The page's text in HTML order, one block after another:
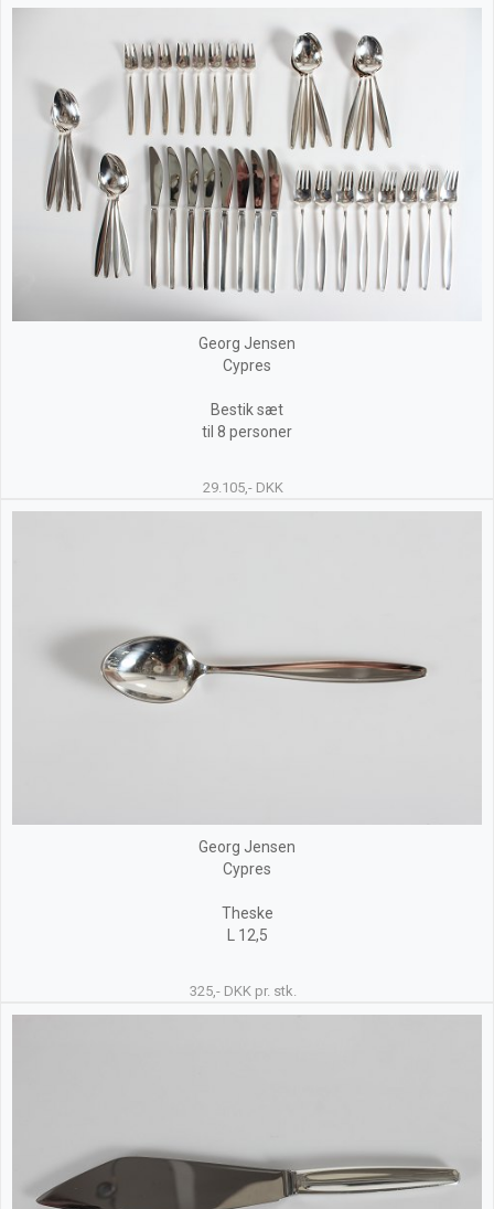
Georg Jensen
Cypres
Bestik sæt
til 8 personer
29.105,- DKK
Georg Jensen
Cypres
Theske
L 12,5
325,- DKK pr. stk.